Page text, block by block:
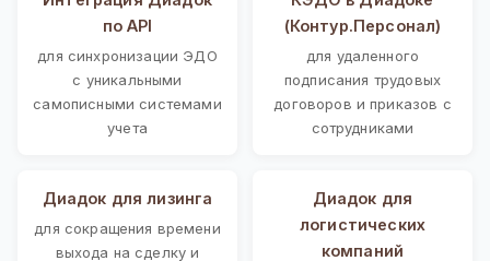
по API
для синхронизации ЭДО
с уникальными
самописными системами
учета
(Контур.Персонал)
для удаленного
подписания трудовых
договоров и приказов с
сотрудниками
Диадок для лизинга
для сокращения времени
выхода на сделку и
Диадок для
логистических
компаний